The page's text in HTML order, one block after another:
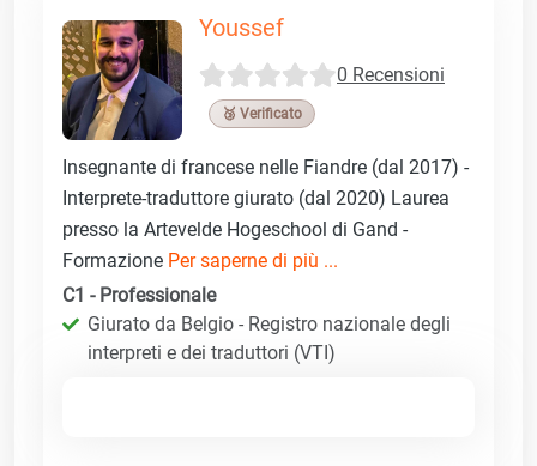
Youssef
0 Recensioni
🥉 Verificato
Insegnante di francese nelle Fiandre (dal 2017) -
Interprete-traduttore giurato (dal 2020) Laurea
presso la Artevelde Hogeschool di Gand -
Formazione Per saperne di più ...
C1 - Professionale
Giurato da Belgio - Registro nazionale degli
interpreti e dei traduttori (VTI)